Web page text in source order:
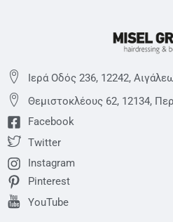
Ιερά Οδός 236, 12242,
Θεμιστoκλέους 62, 12134,
Facebook
Twitter
Instagram
Pinterest
YouTube